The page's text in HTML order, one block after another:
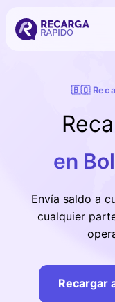
🇧🇴
en
Envía saldo a
cualquier
Recargar